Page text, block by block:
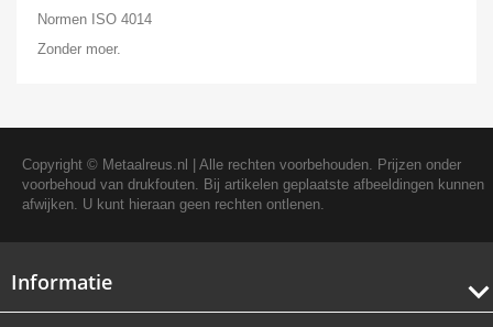
Normen ISO 4014
Zonder moer.
Copyright © Metaalreus.nl
| Alle rechten voorbehouden. Prijzen onder
voorbehoud van drukfouten. Bij artikelen geplaatste afbeeldingen kunnen
afwijken. U kunt hieraan geen rechten ontlenen.
Informatie